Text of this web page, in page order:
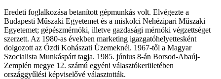
Eredeti foglalkozása betanított gépmunkás volt. Elvégezte a
Budapesti Műszaki Egyetemet és a miskolci Nehézipari Műszaki
Egyetemet; gépészmérnöki, illetve gazdasági mérnöki végzettséget
szerzett. Az 1980-as években marketing igazgatóhelyettesként
dolgozott az Ózdi Kohászati Üzemeknél. 1967-től a Magyar
Szocialista Munkáspárt tagja. 1985. június 8-án Borsod-Abaúj-
Zemplén megye 12. számú egyéni választókerületében
országgyűlési képviselővé választották.